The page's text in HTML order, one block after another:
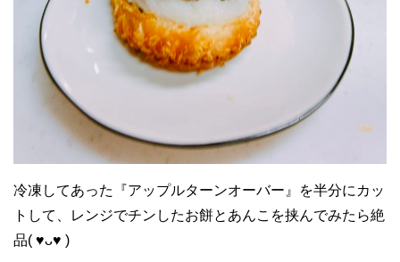
冷凍してあった『アップルターンオーバー』を半分にカッ
トして、レンジでチンしたお餅とあんこを挟んでみたら絶
品( ♥︎ᴗ♥︎ )